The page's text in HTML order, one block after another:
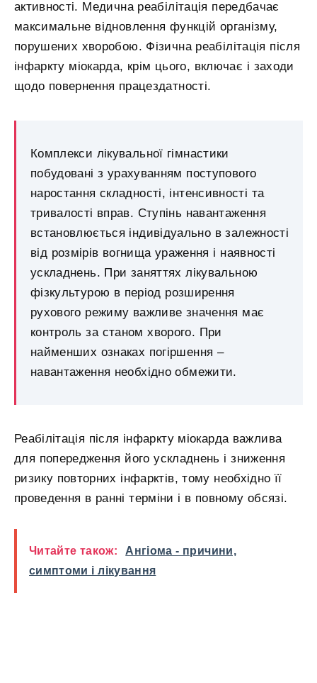
активності. Медична реабілітація передбачає
максимальне відновлення функцій організму,
порушених хворобою. Фізична реабілітація після
інфаркту міокарда, крім цього, включає і заходи
щодо повернення працездатності.
Комплекси лікувальної гімнастики
побудовані з урахуванням поступового
наростання складності, інтенсивності та
тривалості вправ. Ступінь навантаження
встановлюється індивідуально в залежності
від розмірів вогнища ураження і наявності
ускладнень. При заняттях лікувальною
фізкультурою в період розширення
рухового режиму важливе значення має
контроль за станом хворого. При
найменших ознаках погіршення –
навантаження необхідно обмежити.
Реабілітація після інфаркту міокарда важлива
для попередження його ускладнень і зниження
ризику повторних інфарктів, тому необхідно її
проведення в ранні терміни і в повному обсязі.
Читайте також:
Ангіома - причини,
симптоми і лікування